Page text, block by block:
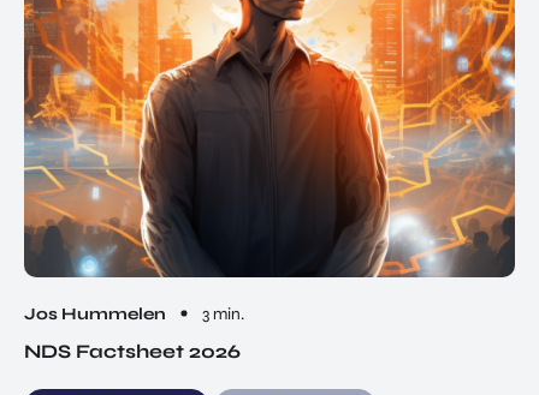
Jos Hummelen 3 min.
NDS Factsheet 2026